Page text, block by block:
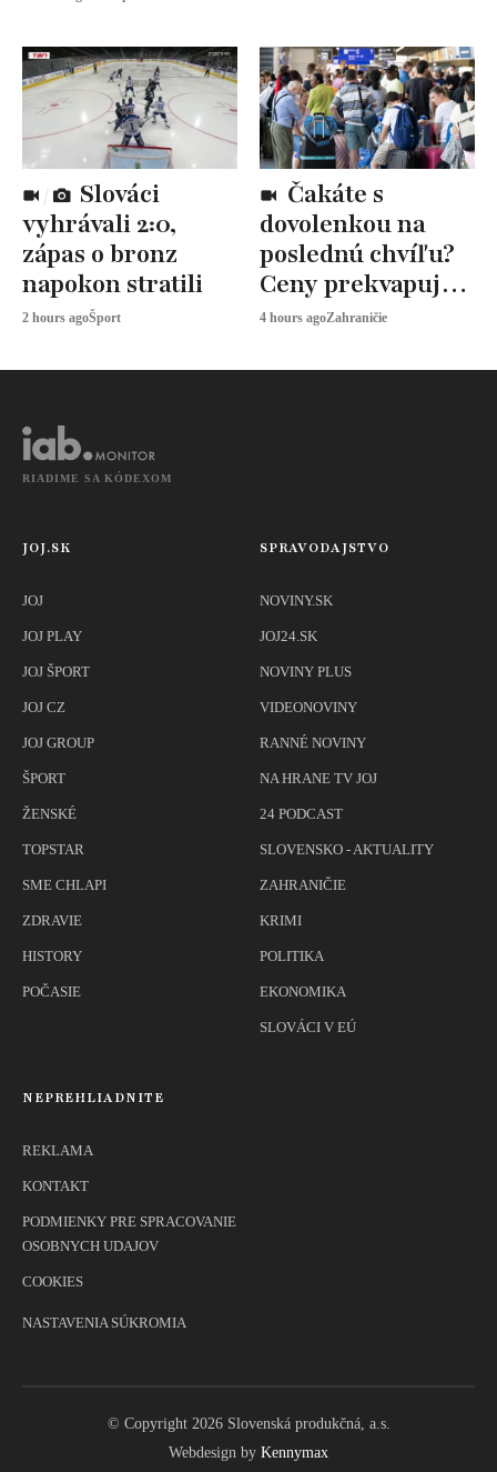
vyhrávali 2:0,
zápas o bronz
napokon stratili
2 hours agoŠport
dovolenkou na
poslednú chvíľu?
Ceny prekvapujú,
odborníci radia
4 hours agoZahraničie
RIADIME SA KÓDEXOM
JOJ.SK
JOJ
JOJ PLAY
JOJ ŠPORT
JOJ CZ
JOJ GROUP
ŠPORT
ŽENSKÉ
TOPSTAR
SME CHLAPI
ZDRAVIE
HISTORY
POČASIE
SPRAVODAJSTVO
NOVINY.SK
JOJ24.SK
NOVINY PLUS
VIDEONOVINY
RANNÉ NOVINY
NA HRANE TV JOJ
24 PODCAST
SLOVENSKO - AKTUALITY
ZAHRANIČIE
KRIMI
POLITIKA
EKONOMIKA
SLOVÁCI V EÚ
NEPREHLIADNITE
REKLAMA
KONTAKT
PODMIENKY PRE SPRACOVANIE
OSOBNYCH UDAJOV
COOKIES
NASTAVENIA SÚKROMIA
© Copyright 2026 Slovenská produkčná, a.s.
Webdesign by Kennymax